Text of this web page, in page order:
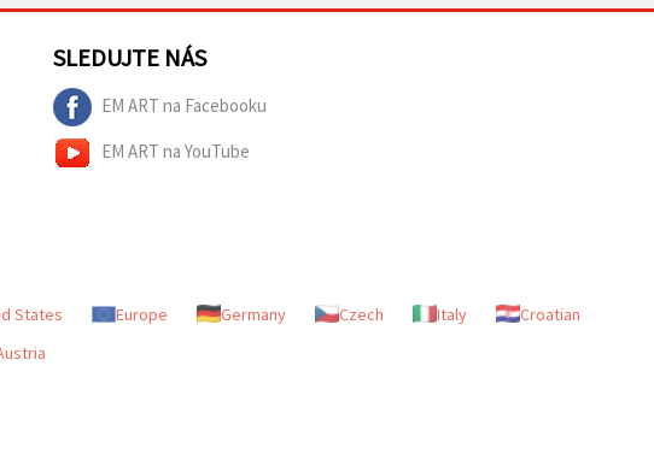
SLEDUJTE NÁS
EM ART na Facebooku
EM ART na YouTube
States Europe Germany Czech Italy
Croatian